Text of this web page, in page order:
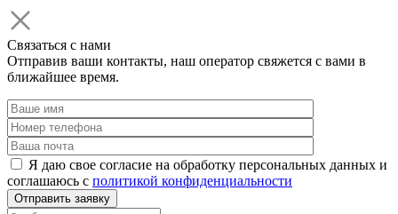
Связаться с нами
Отправив ваши контакты, наш оператор свяжется с вами в
ближайшее время.
Я даю свое согласие на обработку персональных данных и
соглашаюсь с политикой конфиденциальности